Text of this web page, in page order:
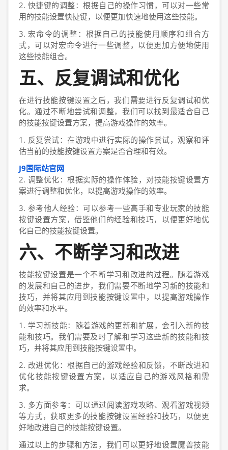
2. 快捷键的调整：根据自己的操作习惯，可以对一些常
用的技能设置快捷键，以便更加快速地使用这些技能。
3. 宏命令的调整：根据自己的技能使用顺序和组合方
式，可以对宏命令进行一些调整，以便更加方便地使用
这些技能组合。
五、反复调试和优化
在进行技能按键设置之后，我们需要进行反复调试和优
化。通过不断地尝试和调整，我们可以找到最适合自己
的技能按键设置方案，提高游戏操作的效率。
1. 反复尝试：在游戏中进行实际的操作尝试，观察和评
估当前的技能按键设置方案是否合理和有效。
J9国际站官网
2. 调整优化：根据实际的操作体验，对技能按键设置方
案进行调整和优化，以提高游戏操作的效率。
3. 参考他人经验：可以参考一些高手和专业玩家的技能
按键设置方案，借鉴他们的经验和技巧，以便更好地优
化自己的技能按键设置。
六、不断学习和改进
技能按键设置是一个不断学习和改进的过程。随着游戏
的发展和自己的进步，我们需要不断地学习新的技能和
技巧，并将其应用到技能按键设置中，以提高游戏操作
的效率和水平。
1. 学习新技能：随着游戏的更新和扩展，会引入新的技
能和技巧。我们需要及时了解和学习这些新的技能和技
巧，并将其应用到技能按键设置中。
2. 改进优化：根据自己的游戏经验和反馈，不断改进和
优化技能按键设置方案，以适应自己的游戏风格和需
求。
3. 多方面参考：可以通过阅读游戏攻略、观看游戏视频
等方式，获取更多的技能按键设置经验和技巧，以便更
好地改进自己的技能按键设置。
通过以上的步骤和方法，我们可以更好地设置魔兽技能